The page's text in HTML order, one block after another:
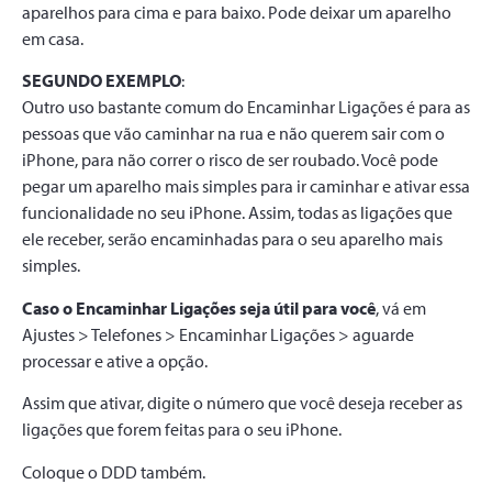
aparelhos para cima e para baixo. Pode deixar um aparelho
em casa.
SEGUNDO EXEMPLO:
Outro uso bastante comum do Encaminhar Ligações é para as
pessoas que vão caminhar na rua e não querem sair com o
iPhone, para não correr o risco de ser roubado. Você pode
pegar um aparelho mais simples para ir caminhar e ativar essa
funcionalidade no seu iPhone. Assim, todas as ligações que
ele receber, serão encaminhadas para o seu aparelho mais
simples.
Caso o Encaminhar Ligações seja útil para você, vá em
Ajustes > Telefones > Encaminhar Ligações > aguarde
processar e ative a opção.
Assim que ativar, digite o número que você deseja receber as
ligações que forem feitas para o seu iPhone.
Coloque o DDD também.